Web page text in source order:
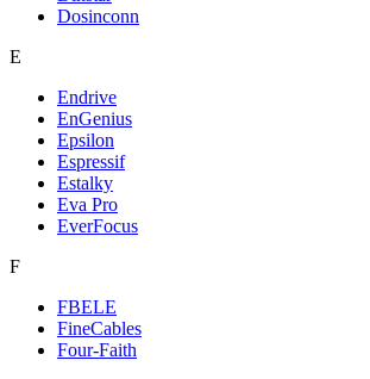
Dosinconn
E
Endrive
EnGenius
Epsilon
Espressif
Estalky
Eva Pro
EverFocus
F
FBELE
FineCables
Four-Faith